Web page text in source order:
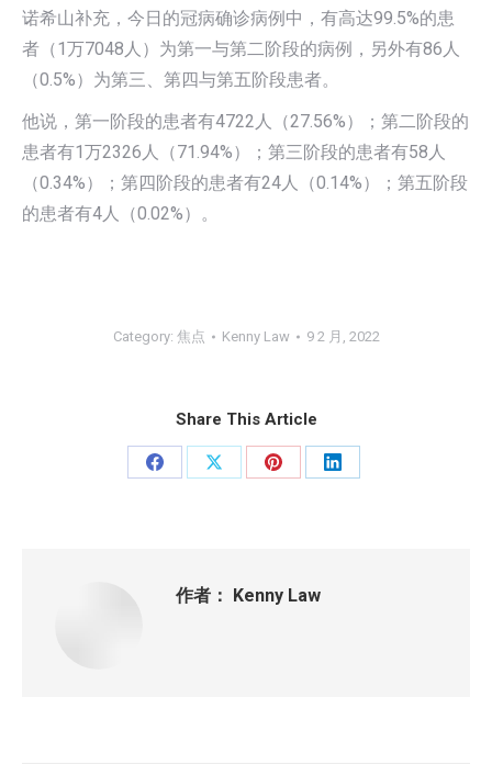
诺希山补充，今日的冠病确诊病例中，有高达99.5%的患
者（1万7048人）为第一与第二阶段的病例，另外有86人
（0.5%）为第三、第四与第五阶段患者。
他说，第一阶段的患者有4722人（27.56%）；第二阶段的
患者有1万2326人（71.94%）；第三阶段的患者有58人
（0.34%）；第四阶段的患者有24人（0.14%）；第五阶段
的患者有4人（0.02%）。
Category: 焦点 Kenny Law 9 2 月, 2022
Share This Article
分
分
分
分
作者： Kenny Law